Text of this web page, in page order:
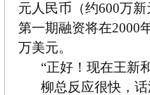
元人民币（约600万
第一期融资将在2000
万美元。
“正好！现在王新
柳总反应很快，